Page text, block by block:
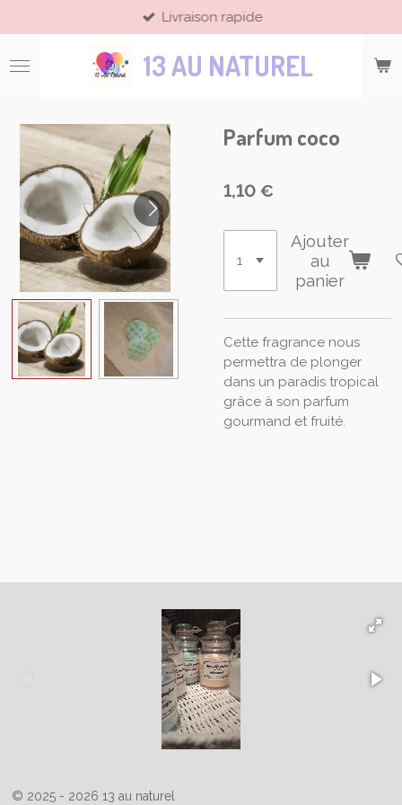
au
contenu
principal
13 AU NATUREL
Livraison rapide
Parfum coco
1,10 €
Ajouter
au
panier
Cette fragrance nous
permettra de plonger
dans un paradis tropical
grâce à son parfum
gourmand et fruité.
© 2025 - 2026 13 au naturel